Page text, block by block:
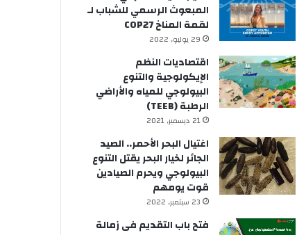
المبعوث الرسمي للشباب لـ
لقمة المناخ COP27
29 يوليو, 2022
اقتصاديات النظم
الإيكولوجية والتنوع
البيولوجي للمياه والأراضي
الرطبة (TEEB)
21 ديسمبر, 2021
اغتيال البحر الأحمر.. الصيد
الجائر لخيار البحر يقتل التنوع
البيولوجي ويحرم الصيادين
قوت يومهم
23 سبتمبر, 2022
فتح باب التقديم فى زمالة